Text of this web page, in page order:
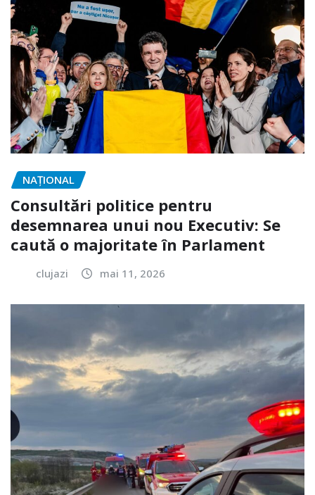
NAŢIONAL
Consultări politice pentru
desemnarea unui nou Executiv: Se
caută o majoritate în Parlament
clujazi mai 11, 2026